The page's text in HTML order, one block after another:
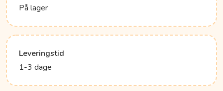
På lager
Leveringstid
1-3 dage